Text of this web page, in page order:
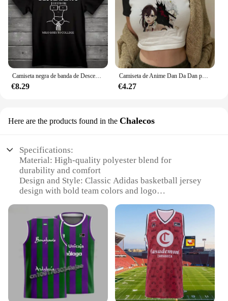
Camiseta negra de banda de Descendents Milo Goes To universitario, Punk Rock, S-3XL
€8.29
Camiseta de Anime Dan Da Dan para mujer, camisetas Vintage lavadas de Dandadán, ropa de calle de Manga Ayase Momo Takakura Ken, camisetas cortas, ropa
€4.27
Here are the products found in the Chalecos
Specifications:
Material: High-quality polyester blend for
durability and comfort
Design and Style: Classic Adidas basketball jersey
design with bold team colors and logo
fans looking for authentic sportswear
Performance and Property: Breathable fabric
ensures cool comfort during intense games
Shape or Size or Weight or Quantity: Available in a
range of sizes to fit various body types
Parts and Accessories: Includes a matching
Chalecos for a complete basketball uniform look
Features: